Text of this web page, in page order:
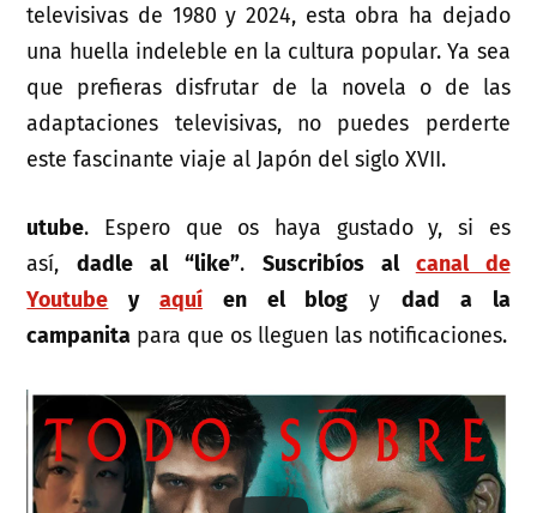
televisivas de 1980 y 2024, esta obra ha dejado
una huella indeleble en la cultura popular. Ya sea
que prefieras disfrutar de la novela o de las
adaptaciones televisivas, no puedes perderte
este fascinante viaje al Japón del siglo XVII.
utube. Espero que os haya gustado y, si es
así,dadle al “like”. Suscribíos al canal de
Youtube y aquí en el blog ydad a la
campanita para que os lleguen las notificaciones.